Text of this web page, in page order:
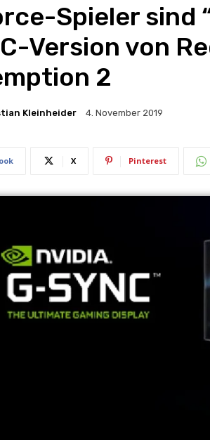
Spieler sind
Version von
2
Kleinheider 4. November 2019
X Pinterest